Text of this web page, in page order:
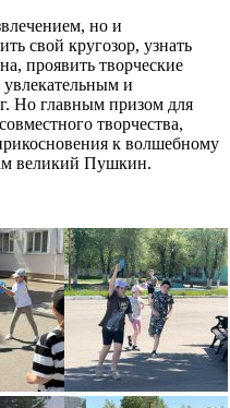
но и
свой кругозор, узнать
проявить творческие
увлекательным и
Но главным призом для
творчества,
к волшебному
великий Пушкин.